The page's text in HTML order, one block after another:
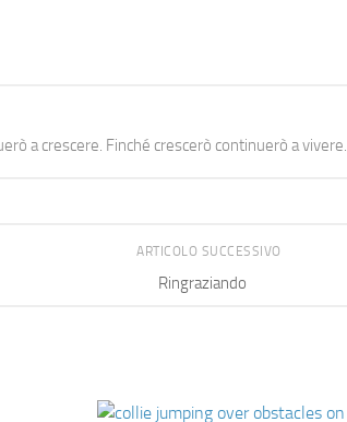
a crescere. Finché crescerò continuerò a vivere.
ARTICOLO SUCCESSIVO
Ringraziando